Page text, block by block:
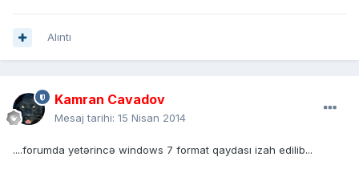
Alıntı
Kamran Cavadov
Mesaj tarihi: 15 Nisan 2014
....forumda yetərincə windows 7 format qaydası izah edilib...